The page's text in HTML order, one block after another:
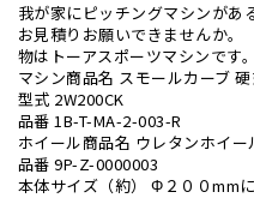
我が家にピッチングマシンがあ
お見積りお願いできませんか。
物はトーアスポーツマシンです。
マシン商品名 スモールカーブ
型式 2W200CK
品番 1B-T-MA-2-003-R
ホイール商品名 ウレタンホイ
品番 9P-Z-0000003
本体サイズ（約） Φ２００mmに